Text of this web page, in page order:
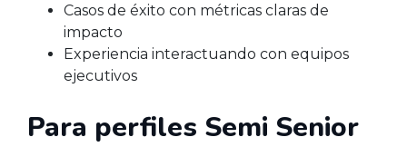
Casos de éxito con métricas claras de
impacto
Experiencia interactuando con equipos
ejecutivos
Para perfiles Semi Senior